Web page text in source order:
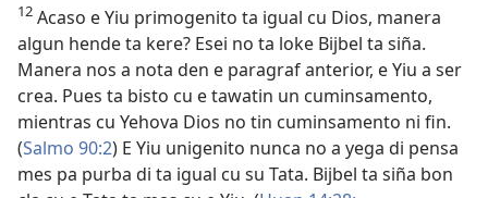
12 Acaso e Yiu primogenito ta igual cu Dios, manera
algun hende ta kere? Esei no ta loke Bijbel ta siña.
Manera nos a nota den e paragraf anterior, e Yiu a ser
crea. Pues ta bisto cu e tawatin un cuminsamento,
mientras cu Yehova Dios no tin cuminsamento ni fin.
(Salmo 90:2) E Yiu unigenito nunca no a yega di pensa
mes pa purba di ta igual cu su Tata. Bijbel ta siña bon